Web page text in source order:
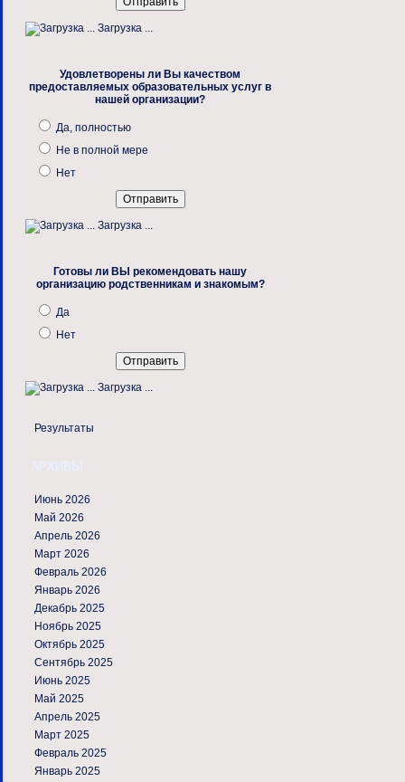
Загрузка ...
Удовлетворены ли Вы качеством
предоставляемых образовательных услуг в
нашей организации?
Да, полностью
Не в полной мере
Нет
Загрузка ...
Готовы ли ВЫ рекомендовать нашу
организацию родственникам и знакомым?
Да
Нет
Загрузка ...
Результаты
АРХИВЫ
Июнь 2026
Май 2026
Апрель 2026
Март 2026
Февраль 2026
Январь 2026
Декабрь 2025
Ноябрь 2025
Октябрь 2025
Сентябрь 2025
Июнь 2025
Май 2025
Апрель 2025
Март 2025
Февраль 2025
Январь 2025